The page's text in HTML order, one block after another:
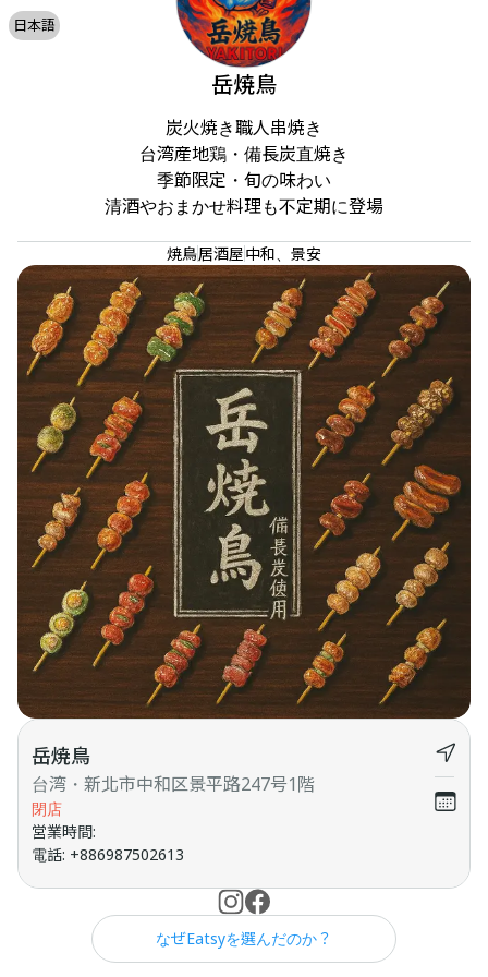
日本語
岳焼鳥
炭火焼き職人串焼き
台湾産地鶏・備長炭直焼き
季節限定・旬の味わい
清酒やおまかせ料理も不定期に登場
焼鳥居酒屋中和、景安
岳焼鳥
台湾・新北市中和区景平路247号1階
閉店
営業時間:
電話: +886987502613
なぜEatsyを選んだのか？